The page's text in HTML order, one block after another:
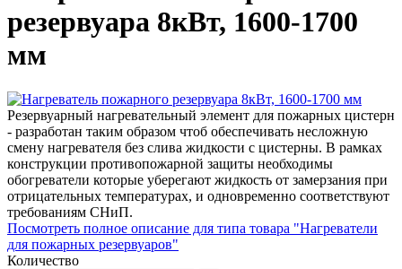
резервуара 8кВт, 1600-1700
мм
Резервуарный нагревательный элемент для пожарных цистерн
- разработан таким образом чтоб обеспечивать несложную
смену нагревателя без слива жидкости с цистерны. В рамках
конструкции противопожарной защиты необходимы
обогреватели которые уберегают жидкость от замерзания при
отрицательных температурах, и одновременно соответствуют
требованиям СНиП.
Посмотреть полное описание для типа товара "Нагреватели
для пожарных резервуаров"
Количество